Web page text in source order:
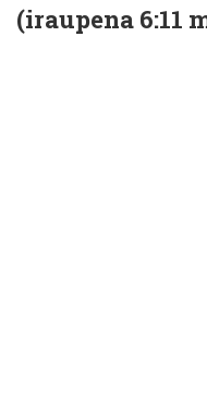
(iraupena 6:11